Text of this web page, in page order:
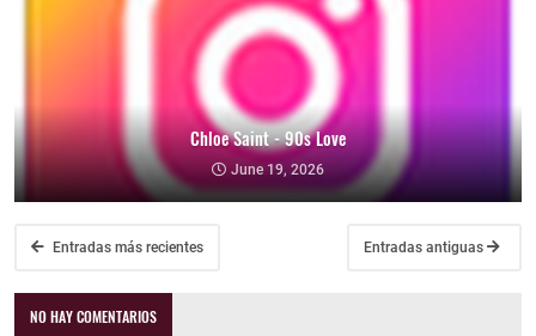
Chloe Saint - 90s Love
June 19, 2026
Entradas más recientes Entradas antiguas
NO HAY COMENTARIOS